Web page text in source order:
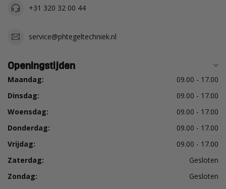
+31 320 32 00 44
service@phtegeltechniek.nl
Openingstijden
Maandag:
09.00 - 17.00
Dinsdag:
09.00 - 17.00
Woensdag:
09.00 - 17.00
Donderdag:
09.00 - 17.00
Vrijdag:
09.00 - 17.00
Zaterdag:
Gesloten
Zondag:
Gesloten